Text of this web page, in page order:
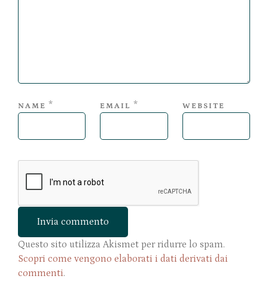
NAME * EMAIL * WEBSITE
Questo sito utilizza Akismet per ridurre lo spam.
Scopri come vengono elaborati i dati derivati dai
commenti.